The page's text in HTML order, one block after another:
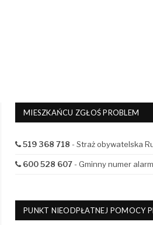
MIESZKAŃCU ZGŁOŚ PROBLEM
519 368 718 - Straż obywatelska
600 528 607- Gminny numer
PUNKT NIEODPŁATNEJ POMOCY